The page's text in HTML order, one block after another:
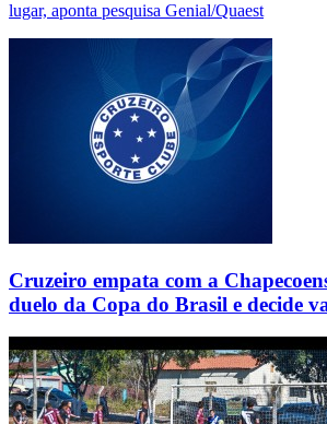
lugar, aponta pesquisa Genial/Quaest
Cruzeiro empata com a
duelo da Copa do Brasil e decide